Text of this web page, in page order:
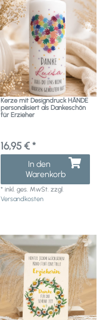
Kerze mit Designdruck HÄNDE
personalisiert als Dankeschön
für Erzieher
16,95 € *
In den
Warenkorb
*inkl. ges. MwSt. zzgl.
Versandkosten